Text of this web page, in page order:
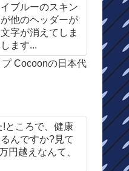
ブルーのスキン
他のヘッダーが
字が消えてしま
ます...
Cocoonの日本代
ところで、健康
んですか?見て
円越えなんて、